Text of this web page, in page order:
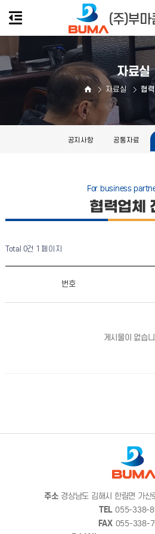
공지사항 공통자료
자료실 협
자료실
For business
협력업체
Total 0건 1 페이지
번호
게시물이 없습
주소 경상남도 김해시 한림면 가
TEL 055-338-
FAX 055-338-